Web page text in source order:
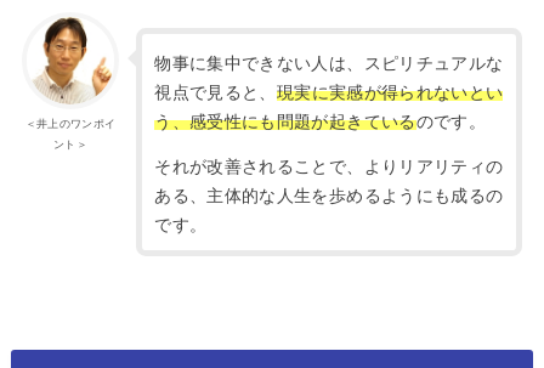
＜井上のワンポイ
ント＞
物事に集中できない人は、スピリチュアルな
視点で見ると、 現実に実感が得られないとい
う、感受性にも問題が起きているのです。
それが改善されることで、よりリアリティの
ある、主体的な人生を歩めるようにも成るの
です。